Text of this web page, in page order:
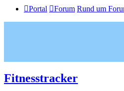
Portal Forum Rund um
Fitnesstracker